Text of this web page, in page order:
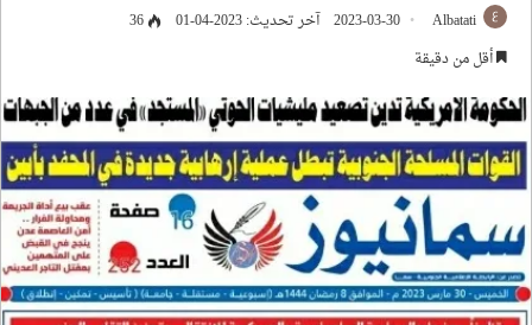
Albatati
2023-03-30 آخر تحديث: 2023-04-01
36
أقل من دقيقة